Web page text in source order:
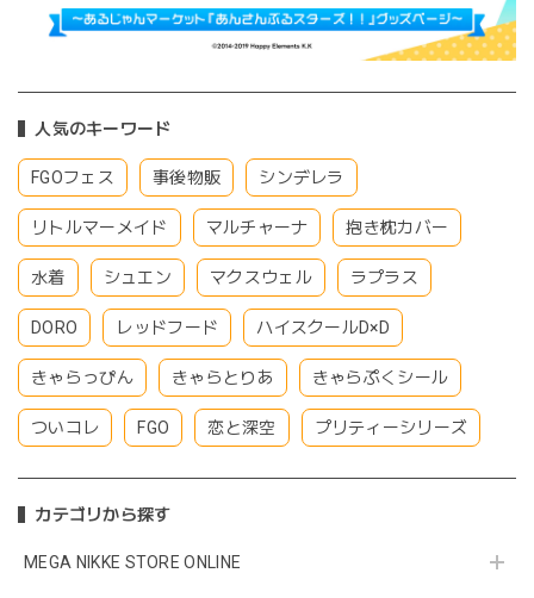
人気のキーワード
FGOフェス 事後物販 シンデレラ
リトルマーメイド マルチャーナ 抱き枕カバー
水着 シュエン マクスウェル ラプラス
DORO レッドフード ハイスクールD×D
きゃらっぴん きゃらとりあ きゃらぷくシール
ついコレ FGO 恋と深空 プリティーシリーズ
カテゴリから探す
MEGA NIKKE STORE ONLINE